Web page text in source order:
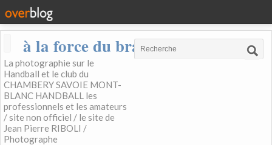
à la force du bras
La photographie sur le
Handball et le club du
CHAMBERY SAVOIE MONT-
BLANC HANDBALL les
professionnels et les amateurs
/ site non officiel / le site de
Jean Pierre RIBOLI /
Photographe